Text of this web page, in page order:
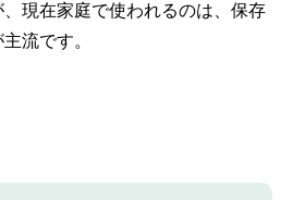
現在家庭で使われるのは、保存
流です。